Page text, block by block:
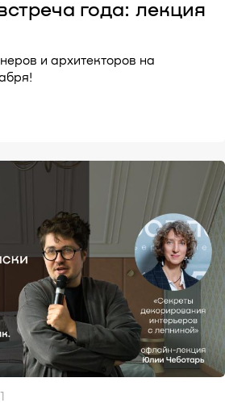
года: лекция
и архитекторов на